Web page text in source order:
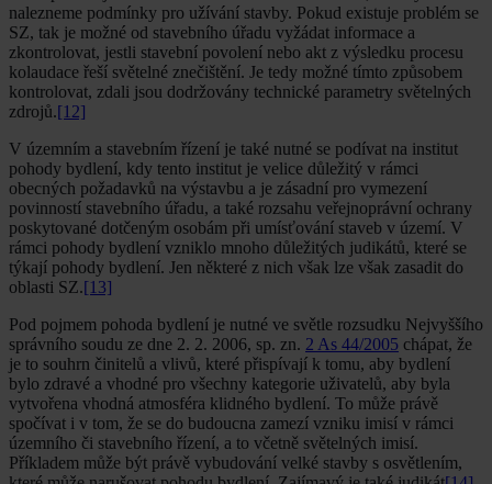
nalezneme podmínky pro užívání stavby. Pokud existuje problém se
SZ, tak je možné od stavebního úřadu vyžádat informace a
zkontrolovat, jestli stavební povolení nebo akt z výsledku procesu
kolaudace řeší světelné znečištění. Je tedy možné tímto způsobem
kontrolovat, zdali jsou dodržovány technické parametry světelných
zdrojů.[12]
V územním a stavebním řízení je také nutné se podívat na institut
pohody bydlení, kdy tento institut je velice důležitý v rámci
obecných požadavků na výstavbu a je zásadní pro vymezení
povinností stavebního úřadu, a také rozsahu veřejnoprávní ochrany
poskytované dotčeným osobám při umísťování staveb v území. V
rámci pohody bydlení vzniklo mnoho důležitých judikátů, které se
týkají pohody bydlení. Jen některé z nich však lze však zasadit do
oblasti SZ.[13]
Pod pojmem pohoda bydlení je nutné ve světle rozsudku Nejvyššího
správního soudu ze dne 2. 2. 2006, sp. zn. 2 As 44/2005 chápat, že
je to souhrn činitelů a vlivů, které přispívají k tomu, aby bydlení
bylo zdravé a vhodné pro všechny kategorie uživatelů, aby byla
vytvořena vhodná atmosféra klidného bydlení. To může právě
spočívat i v tom, že se do budoucna zamezí vzniku imisí v rámci
územního či stavebního řízení, a to včetně světelných imisí.
Příkladem může být právě vybudování velké stavby s osvětlením,